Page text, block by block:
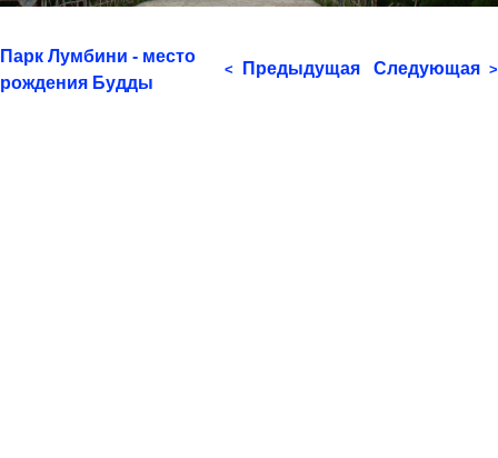
Парк Лумбини - место
рождения Будды
< Предыдущая Следующая >